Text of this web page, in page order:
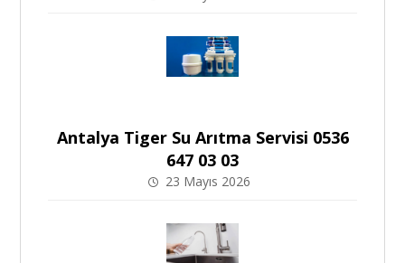
Antalya Tiger Su Arıtma Servisi 0536
647 03 03
23 Mayıs 2026